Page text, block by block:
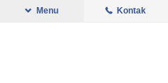
Menu Kontak